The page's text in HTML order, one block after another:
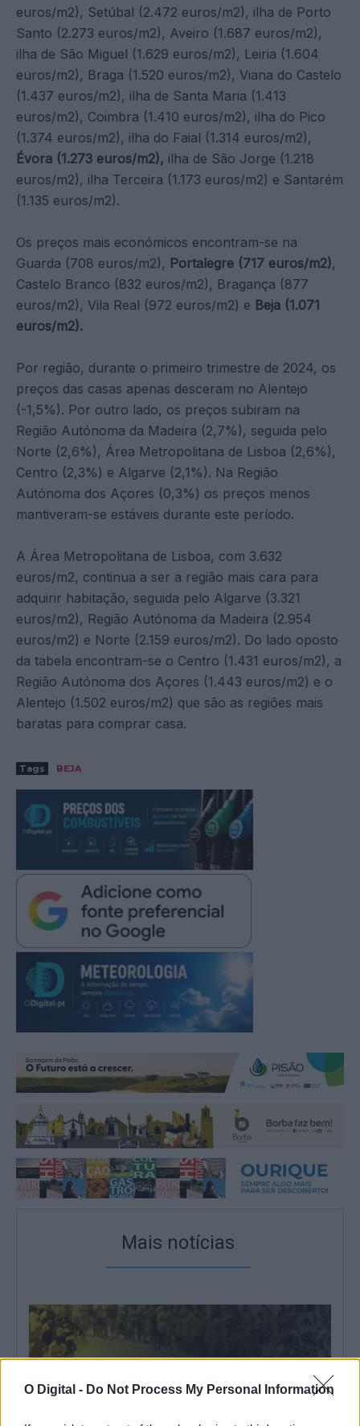
O Digital - Do Not Process My Personal Information
euros/m2), Setúbal (2.472 euros/m2), ilha de Porto
Santo (2.273 euros/m2), Aveiro (1.687 euros/m2),
ilha de São Miguel (1.629 euros/m2), Leiria (1.604
euros/m2), Braga (1.520 euros/m2), Viana do Castelo
(1.437 euros/m2), ilha de Santa Maria (1.413
euros/m2), Coimbra (1.410 euros/m2), ilha do Pico
(1.374 euros/m2), ilha do Faial (1.314 euros/m2),
Évora (1.273 euros/m2), ilha de São Jorge (1.218
euros/m2), ilha Terceira (1.173 euros/m2) e Santarém
(1.135 euros/m2).
Os preços mais económicos encontram-se na
Guarda (708 euros/m2), Portalegre (717 euros/m2),
Castelo Branco (832 euros/m2), Bragança (877
euros/m2), Vila Real (972 euros/m2) e Beja (1.071
euros/m2).
Por região, durante o primeiro trimestre de 2024, os
preços das casas apenas desceram no Alentejo
(-1,5%). Por outro lado, os preços subiram na
Região Autónoma da Madeira (2,7%), seguida pelo
Norte (2,6%), Área Metropolitana de Lisboa (2,6%),
Centro (2,3%) e Algarve (2,1%). Na Região
Autónoma dos Açores (0,3%) os preços menos
mantiveram-se estáveis durante este período.
A Área Metropolitana de Lisboa, com 3.632
euros/m2, continua a ser a região mais cara para
adquirir habitação, seguida pelo Algarve (3.321
euros/m2), Região Autónoma da Madeira (2.954
euros/m2) e Norte (2.159 euros/m2). Do lado oposto
da tabela encontram-se o Centro (1.431 euros/m2), a
Região Autónoma dos Açores (1.443 euros/m2) e o
Alentejo (1.502 euros/m2) que são as regiões mais
baratas para comprar casa.
Tags BEJA
Mais notícias